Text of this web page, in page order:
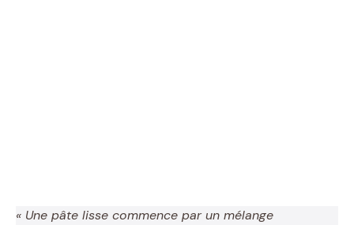
« Une pâte lisse commence par un mélange